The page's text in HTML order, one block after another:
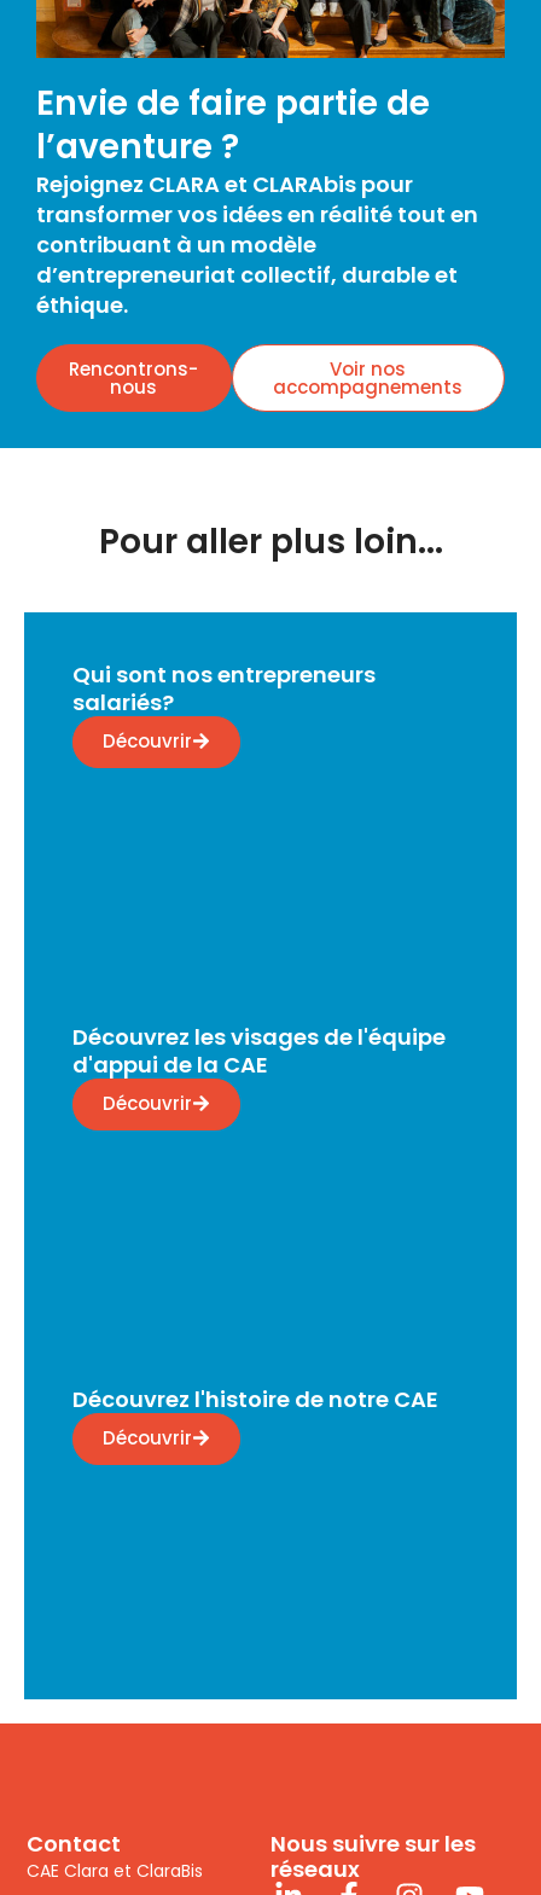
Envie de faire partie de
l’aventure ?
Rejoignez CLARA et CLARAbis pour
transformer vos idées en réalité tout en
contribuant à un modèle
d’entrepreneuriat collectif, durable et
éthique.
Rencontrons-
nous
Voir nos
accompagnements
Pour aller plus loin...
Qui sont nos entrepreneurs
salariés?
Découvrir
Découvrez les visages de l'équipe
d'appui de la CAE
Découvrir
Découvrez l'histoire de notre CAE
Découvrir
Contact
CAE Clara et ClaraBis
Nous suivre sur les
réseaux